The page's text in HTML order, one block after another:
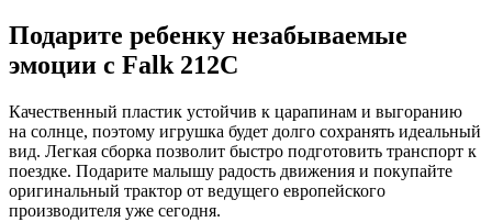
Подарите ребенку незабываемые
эмоции с Falk 212C
Качественный пластик устойчив к царапинам и выгоранию
на солнце, поэтому игрушка будет долго сохранять идеальный
вид. Легкая сборка позволит быстро подготовить транспорт к
поездке. Подарите малышу радость движения и покупайте
оригинальный трактор от ведущего европейского
производителя уже сегодня.